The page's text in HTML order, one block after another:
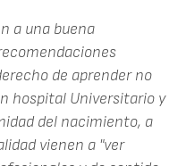
a una buena
de aprender no
hospital Universitario y
del nacimiento, a
vienen a "ver